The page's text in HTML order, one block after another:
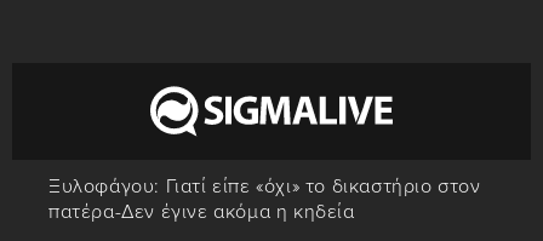
Ξυλοφάγου: Γιατί είπε «όχι» το δικαστήριο στον
πατέρα-Δεν έγινε ακόμα η κηδεία